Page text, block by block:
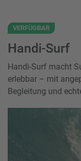
VERFÜGBAR
Handi-Surf
Handi-Surf macht
erlebbar – mit
Begleitung und